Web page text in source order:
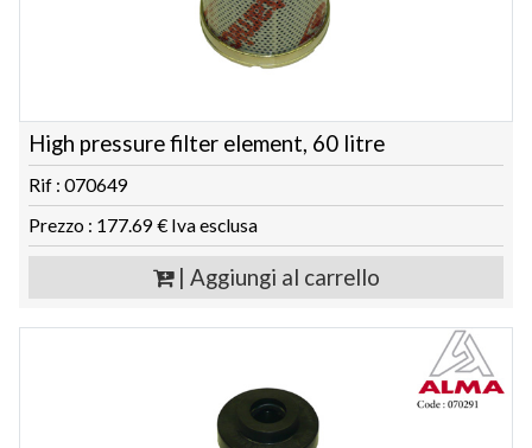
High pressure filter element, 60 litre
Rif : 070649
Prezzo : 177.69 € Iva esclusa
| Aggiungi al carrello